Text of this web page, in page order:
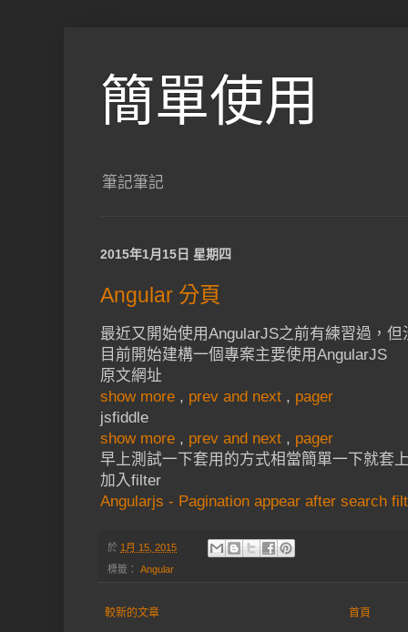
簡單使用
筆記筆記
2015年1月15日 星期四
Angular 分頁
最近又開始使用AngularJS之前有練習過，但
目前開始建構一個專案主要使用AngularJS
原文網址
show more , prev and next , pager
jsfiddle
show more , prev and next , pager
早上測試一下套用的方式相當簡單一下就套
加入filter
Angularjs - Pagination appear after search
於 1月 15, 2015
標籤： Angular
較新的文章 首頁